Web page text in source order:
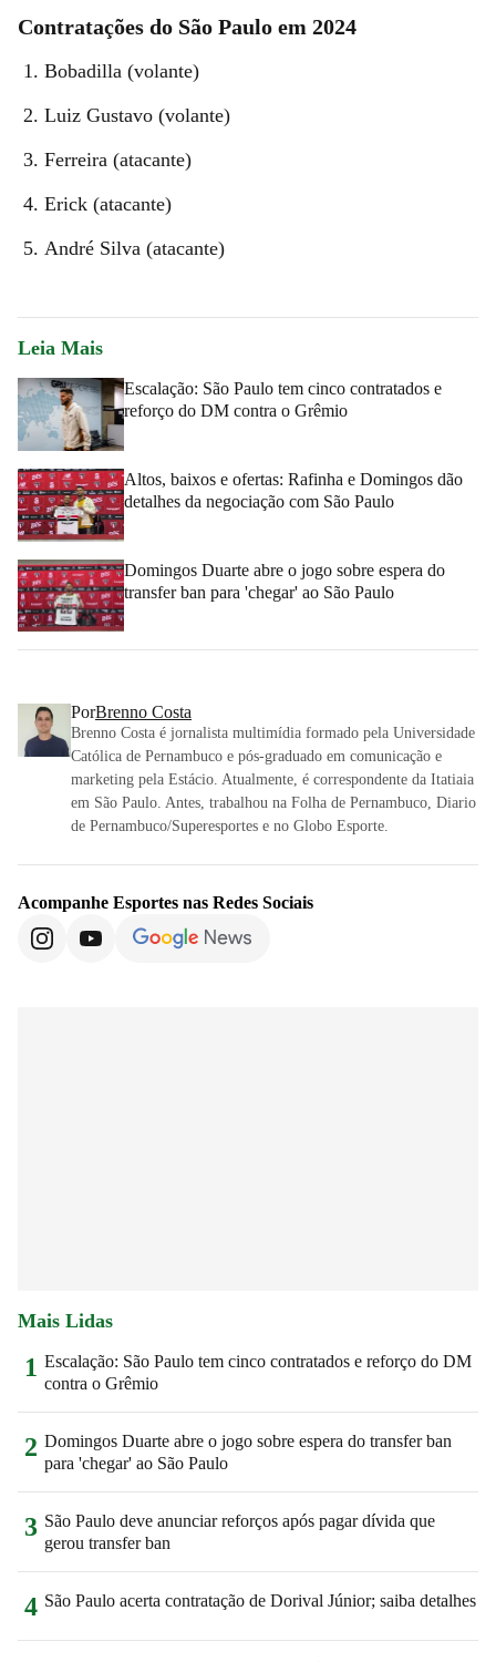
Contratações do São Paulo em 2024
Bobadilla (volante)
Luiz Gustavo (volante)
Ferreira (atacante)
Erick (atacante)
André Silva (atacante)
Leia Mais
Escalação: São Paulo tem cinco contratados e
reforço do DM contra o Grêmio
Altos, baixos e ofertas: Rafinha e Domingos dão
detalhes da negociação com São Paulo
Domingos Duarte abre o jogo sobre espera do
transfer ban para 'chegar' ao São Paulo
PorBrenno Costa
Brenno Costa é jornalista multimídia formado pela Universidade
Católica de Pernambuco e pós-graduado em comunicação e
marketing pela Estácio. Atualmente, é correspondente da Itatiaia
em São Paulo. Antes, trabalhou na Folha de Pernambuco, Diario
de Pernambuco/Superesportes e no Globo Esporte.
Acompanhe Esportes nas Redes Sociais
Mais Lidas
1 Escalação: São Paulo tem cinco contratados e reforço do DM
contra o Grêmio
2 Domingos Duarte abre o jogo sobre espera do transfer ban
para 'chegar' ao São Paulo
3 São Paulo deve anunciar reforços após pagar dívida que
gerou transfer ban
4 São Paulo acerta contratação de Dorival Júnior; saiba detalhes